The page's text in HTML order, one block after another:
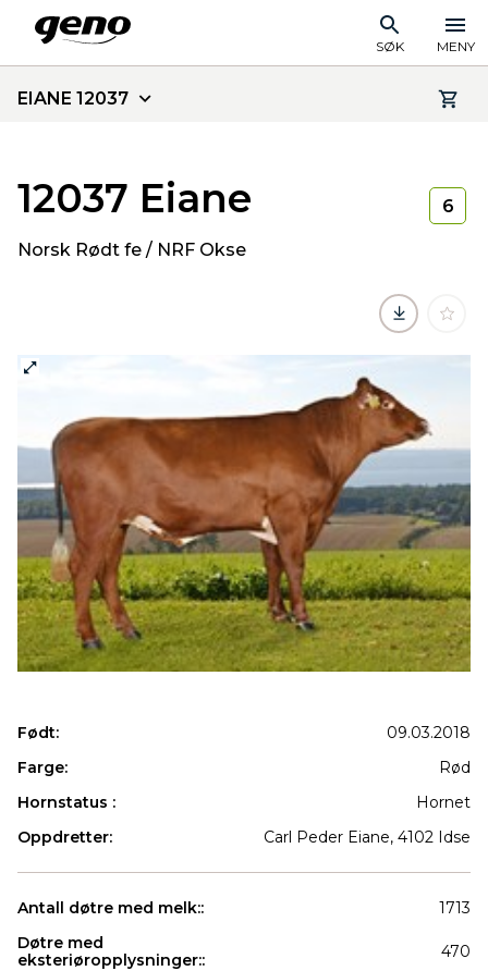
SØK MENY
EIANE 12037
12037 Eiane
Norsk Rødt fe / NRF Okse
6
Født:
09.03.2018
Farge:
Rød
Hornstatus :
Hornet
Oppdretter:
Carl Peder Eiane, 4102 Idse
Antall døtre med melk::
1713
Døtre med
eksteriøropplysninger::
470